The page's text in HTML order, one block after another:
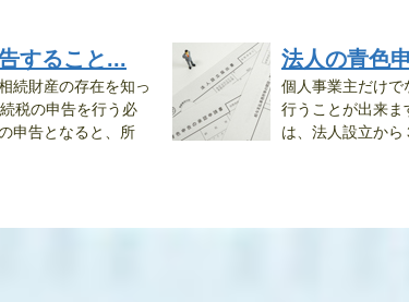
すること...
続財産の存在を知っ
税の申告を行う必
申告となると、所
法人の青色
個人事業主だけで
行うことが出来ま
は、法人設立か